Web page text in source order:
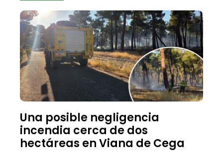
Una posible negligencia
incendia cerca de dos
hectáreas en Viana de Cega